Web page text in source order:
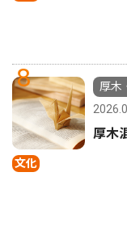
8
文化
厚木
厚木